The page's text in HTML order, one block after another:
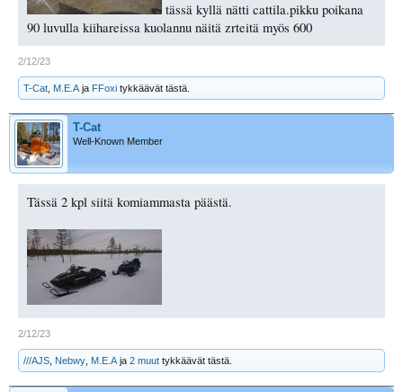
tässä kyllä nätti cattila.pikku poikana
90 luvulla kiihareissa kuolannu näitä zrteitä myös 600
2/12/23
T-Cat, M.E.Aja FFoxi tykkäävät tästä.
T-Cat
Well-Known Member
Tässä 2 kpl siitä komiammasta päästä.
2/12/23
///AJS, Nebwy, M.E.Aja 2 muut tykkäävät tästä.